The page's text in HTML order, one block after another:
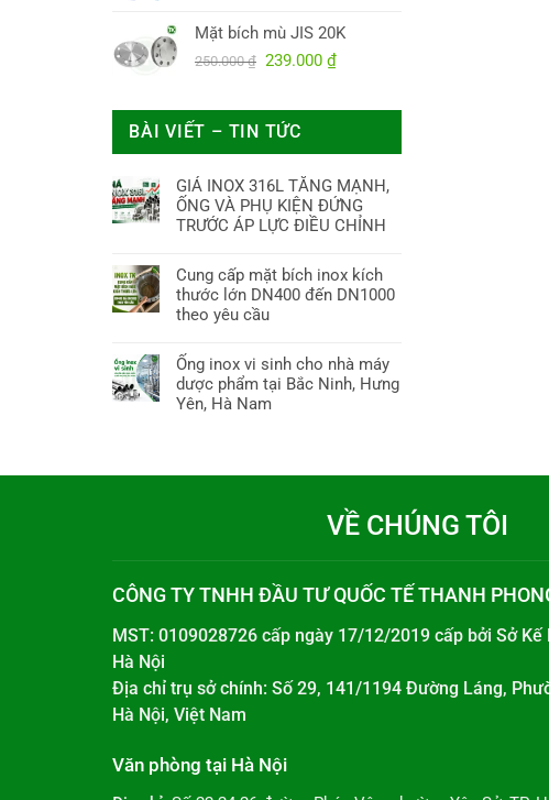
Mặt bích mù JIS 20K
250.000₫ Giá
250.000 ₫.
239.000 ₫Giá
BÀI VIẾT – TIN TỨC
GIÁ INOX 316L TĂNG MẠNH,
ỐNG VÀ PHỤ KIỆN ĐỨNG
TRƯỚC ÁP LỰC ĐIỀU CHỈNH
Cung cấp mặt bích inox kích
thước lớn DN400 đến DN1000
theo yêu cầu
Ống inox vi sinh cho nhà máy
dược phẩm tại Bắc Ninh, Hưng
Yên, Hà Nam
VỀ CHÚNG TÔI
CÔNG TY TNHH ĐẦU TƯ QUỐC TẾ THANH
MST: 0109028726 cấp ngày 17/12/2019 cấp bởi Sở Kế
Hà Nội
Địa chỉ trụ sở chính: Số 29, 141/1194 Đường Láng,
Hà Nội, Việt Nam
Văn phòng tại Hà Nội